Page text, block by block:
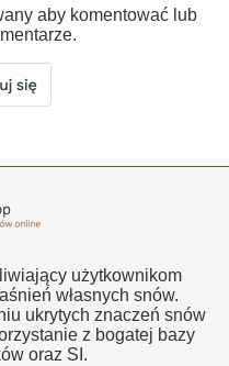
aby komentować lub
użytkownikom
własnych snów.
ukrytych znaczeń snów
z bogatej bazy
oraz SI.